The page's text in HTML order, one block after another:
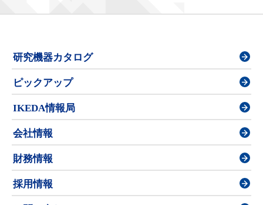
研究機器カタログ
ピックアップ
IKEDA情報局
会社情報
財務情報
採用情報